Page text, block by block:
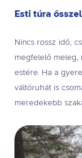
Esti túra
Nincs rossz idő,
megfelelő
estére. Ha a
váltóruhát is
meredekebb